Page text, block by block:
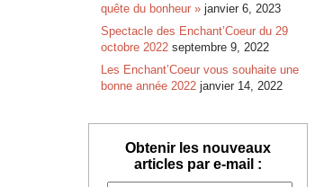
quête du bonheur » janvier 6, 2023
Spectacle des Enchant’Coeur du 29
octobre 2022 septembre 9, 2022
Les Enchant’Coeur vous souhaite une
bonne année 2022 janvier 14, 2022
Obtenir les nouveaux
articles par e-mail :